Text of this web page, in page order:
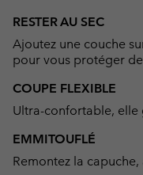
RESTER AU SEC
Ajoutez une couche
pour vous protéger
COUPE FLEXIBLE
Ultra-confortable, elle
EMMITOUFLÉ
Remontez la